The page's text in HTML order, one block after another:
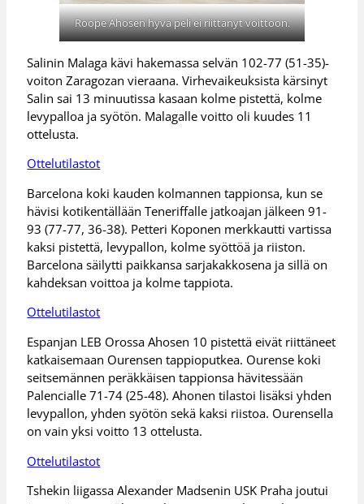
Roope Ahosen hyvä peli ei riittänyt voittoon.
Salinin Malaga kävi hakemassa selvän 102-77 (51-35)-
voiton Zaragozan vieraana. Virhevaikeuksista kärsinyt
Salin sai 13 minuutissa kasaan kolme pistettä, kolme
levypalloa ja syötön. Malagalle voitto oli kuudes 11
ottelusta.
Ottelutilastot
Barcelona koki kauden kolmannen tappionsa, kun se
hävisi kotikentällään Teneriffalle jatkoajan jälkeen 91-
93 (77-77, 36-38). Petteri Koponen merkkautti vartissa
kaksi pistettä, levypallon, kolme syöttöä ja riiston.
Barcelona säilytti paikkansa sarjakakkosena ja sillä on
kahdeksan voittoa ja kolme tappiota.
Ottelutilastot
Espanjan LEB Orossa Ahosen 10 pistettä eivät riittäneet
katkaisemaan Ourensen tappioputkea. Ourense koki
seitsemännen peräkkäisen tappionsa hävitessään
Palencialle 71-74 (25-48). Ahonen tilastoi lisäksi yhden
levypallon, yhden syötön sekä kaksi riistoa. Ourensella
on vain yksi voitto 13 ottelusta.
Ottelutilastot
Tshekin liigassa Alexander Madsenin USK Praha joutui